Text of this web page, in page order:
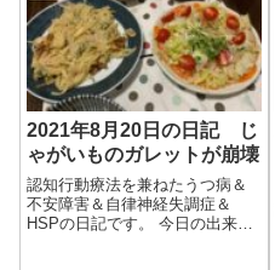
昨日のコンサートの影響はな
く、しっかりと活動...
2021年8月20日の日記 じ
ゃがいものガレットが崩壊
認知行動療法を兼ねたうつ病＆
不安障害＆自律神経失調症＆
HSPの日記です。 今日の出来事